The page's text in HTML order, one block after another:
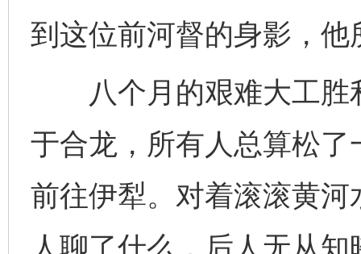
到这位前河督的身影，
八个月的艰难大工胜
于合龙，所有人总算松
前往伊犁。对着滚滚黄
人聊了什么，后人无从